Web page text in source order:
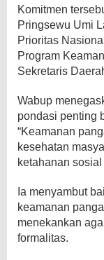
Komitmen
Pringsewu Umi
Prioritas
Program
Sekretaris
Wabup
pondasi penting
“Keamanan
kesehatan
ketahanan
Ia menyambut
keamanan
menekankan
formalitas.